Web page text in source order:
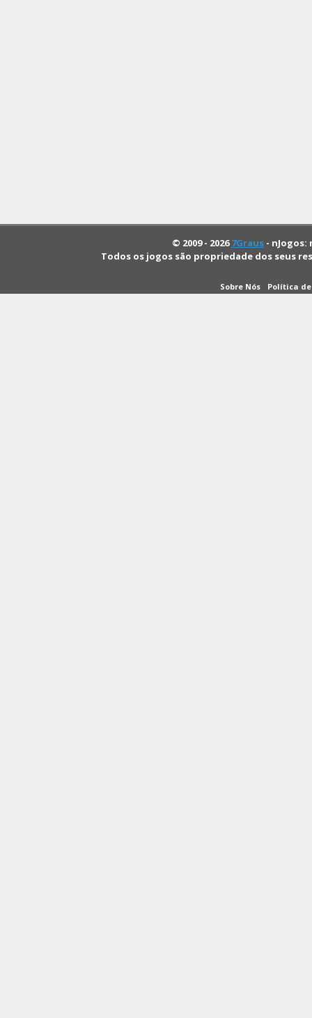
© 2009 - 20267Graus -
Todos os jogos são propriedade dos seus
Sobre Nós Política